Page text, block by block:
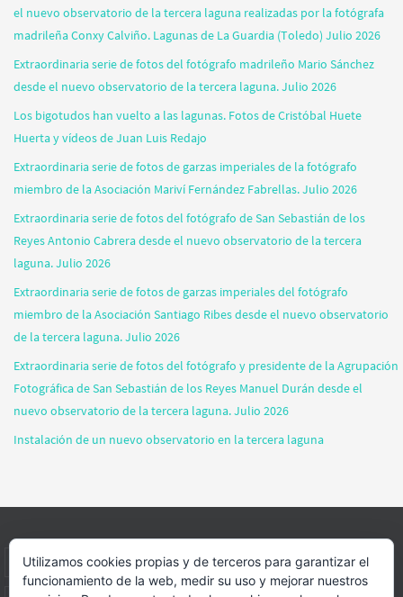
el nuevo observatorio de la tercera laguna realizadas por la fotógrafa
madrileña Conxy Calviño. Lagunas de La Guardia (Toledo) Julio 2026
Extraordinaria serie de fotos del fotógrafo madrileño Mario Sánchez
desde el nuevo observatorio de la tercera laguna. Julio 2026
Los bigotudos han vuelto a las lagunas. Fotos de Cristóbal Huete
Huerta y vídeos de Juan Luis Redajo
Extraordinaria serie de fotos de garzas imperiales de la fotógrafo
miembro de la Asociación Mariví Fernández Fabrellas. Julio 2026
Extraordinaria serie de fotos del fotógrafo de San Sebastián de los
Reyes Antonio Cabrera desde el nuevo observatorio de la tercera
laguna. Julio 2026
Extraordinaria serie de fotos de garzas imperiales del fotógrafo
miembro de la Asociación Santiago Ribes desde el nuevo observatorio
de la tercera laguna. Julio 2026
Extraordinaria serie de fotos del fotógrafo y presidente de la Agrupación
Fotográfica de San Sebastián de los Reyes Manuel Durán desde el
nuevo observatorio de la tercera laguna. Julio 2026
Instalación de un nuevo observatorio en la tercera laguna
INICIO INFORMACIÓN ASOCIACION SUS HABITANTES
Utilizamos cookies propias y de terceros para garantizar el
funcionamiento de la web, medir su uso y mejorar nuestros